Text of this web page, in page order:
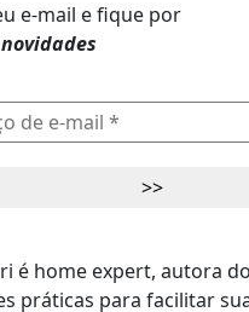
e-mail e fique por
novidades
é home expert, autora
práticas para facilitar